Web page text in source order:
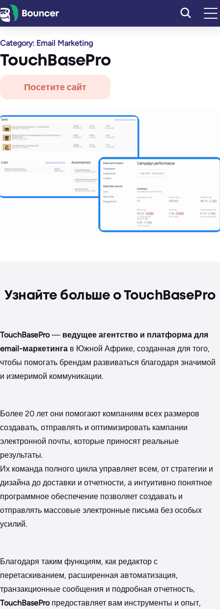
Перейти
к
Category: Email Marketing
TouchBasePro
Посетите сайт
Узнайте больше о TouchBasePro
TouchBasePro— ведущее агентство и платформа для
email-маркетинга в Южной Африке, созданная для того,
чтобы помогать брендам развиваться благодаря значимой
и измеримой коммуникации.
Более 20 лет они помогают компаниям всех размеров
создавать, отправлять и оптимизировать кампании
электронной почты, которые приносят реальные
результаты.
Их команда полного цикла управляет всем, от стратегии и
дизайна до доставки и отчетности, а интуитивно понятное
программное обеспечение позволяет создавать и
отправлять массовые электронные письма без особых
усилий.
Благодаря таким функциям, как редактор с
перетаскиванием, расширенная автоматизация,
транзакционные сообщения и подробная отчетность,
TouchBaseProпредоставляет вам инструменты и опыт,